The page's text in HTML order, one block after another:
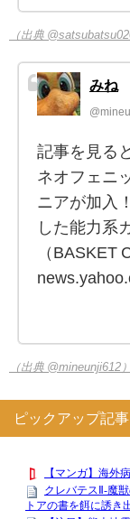
（出典
みね
記事を見る
ネオフェニ
ニアが加入
した能力系
（BASKET
（出典 @mineunji612）
ピックアップ記事